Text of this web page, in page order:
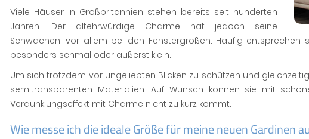
Viele Häuser in Großbritannien stehen bereits seit hunderten
Jahren. Der altehrwürdige Charme hat jedoch seine
Schwächen, vor allem bei den Fenstergrößen. Häufig
besonders schmal oder äußerst klein.
Um sich trotzdem vor ungeliebten Blicken zu schützen und
semitransparenten Materialien. Auf Wunsch können sie mit
Verdunklungseffekt mit Charme nicht zu kurz kommt.
Wie messe ich die ideale Größe für meine neuen Gardinen